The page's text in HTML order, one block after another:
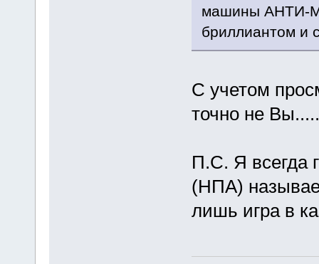
машины АНТИ-
бриллиантом и
С учетом
точно не Вы.....
П.С. Я всегда
(НПА)
лишь игра в